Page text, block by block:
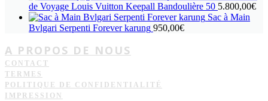
de Voyage Louis Vuitton Keepall Bandoulière 50 5.800,00€
Sac à Main
Bvlgari Serpenti Forever karung 950,00€
A PROPOS DE NOUS
CONTACT
TERMES
POLITIQUE DE CONFIDENTIALITÉ
IMPRESSION